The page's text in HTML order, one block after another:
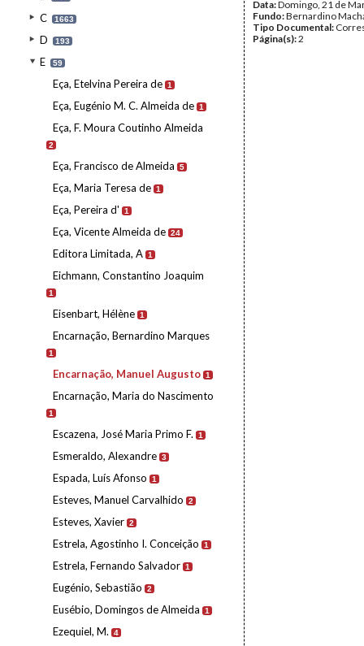
C 1663
D 193
E 59
Eça, Etelvina Pereira de 1
Eça, Eugénio M. C. Almeida de 1
Eça, F. Moura Coutinho Almeida
2
Eça, Francisco de Almeida 5
Eça, Maria Teresa de 1
Eça, Pereira d' 1
Eça, Vicente Almeida de 24
Editora Limitada, A 1
Eichmann, Constantino Joaquim
1
Eisenbart, Hélène 1
Encarnação, Bernardino Marques
1
Encarnação, Manuel Augusto 1
Encarnação, Maria do Nascimento
1
Escazena, José Maria Primo F. 1
Esmeraldo, Alexandre 3
Espada, Luís Afonso 1
Esteves, Manuel Carvalhido 2
Esteves, Xavier 2
Estrela, Agostinho I. Conceição 1
Estrela, Fernando Salvador 1
Eugénio, Sebastião 2
Eusébio, Domingos de Almeida 1
Ezequiel, M. 4
Data:Domingo, 21 de
Fundo:Bernardino
Tipo Documental:
Página(s):2